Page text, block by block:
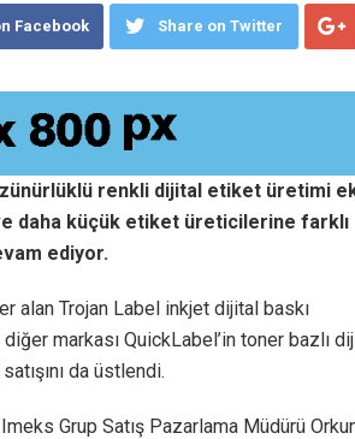
Facebook Share on Twitter
renkli dijital etiket üretimi
daha küçük etiket üreticilerine farklı
ediyor.
alan Trojan Label inkjet dijital baskı
markası QuickLabel’in toner bazlı
da üstlendi.
Grup Satış Pazarlama Müdürü